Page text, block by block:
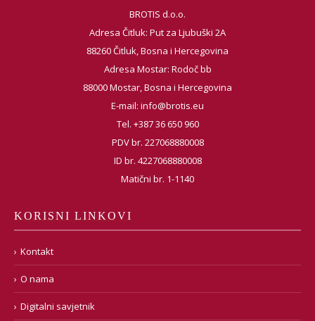
BROTIS d.o.o.
Adresa Čitluk: Put za Ljubuški 2A
88260 Čitluk, Bosna i Hercegovina
Adresa Mostar: Rodoč bb
88000 Mostar, Bosna i Hercegovina
E-mail: info@brotis.eu
Tel. +387 36 650 960
PDV br. 227068880008
ID br. 4227068880008
Matični br. 1-1140
KORISNI LINKOVI
Kontakt
O nama
Digitalni savjetnik